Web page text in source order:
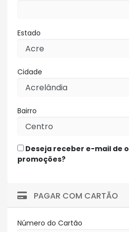
Estado
Cidade
Bairro
Deseja receber e-mail de
promoções?
PAGAR COM CARTÃO
Número do Cartão